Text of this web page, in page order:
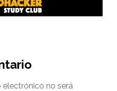
electrónico no será